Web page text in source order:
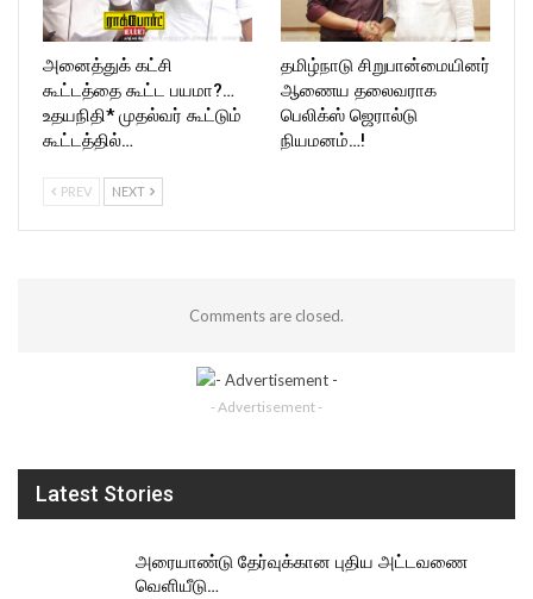
அனைத்துக் கட்சி
கூட்டத்தை கூட்ட பயமா?…
உதயநிதி* முதல்வர் கூட்டும்
கூட்டத்தில்…
தமிழ்நாடு சிறுபான்மையினர்
ஆணைய தலைவராக
பெலிக்ஸ் ஜெரால்டு
நியமனம்…!
PREV NEXT
Comments are closed.
- Advertisement -
Latest Stories
அரையாண்டு தேர்வுக்கான புதிய அட்டவணை
வெளியீடு…